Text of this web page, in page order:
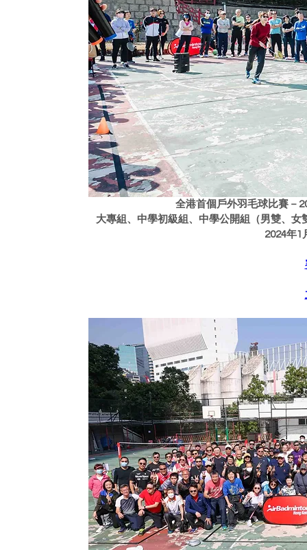
全港首個戶外羽毛球比賽－
大專組、中學初級組、中學公開組（男雙、
2024年1